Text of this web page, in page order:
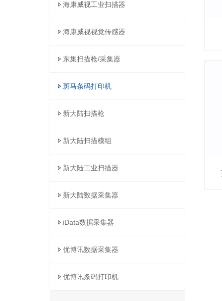
海康威视工业扫描器
海康威视视觉传感器
东集扫描枪/采集器
斑马条码打印机
新大陆扫描枪
新大陆扫描模组
新大陆工业扫描器
新大陆数据采集器
iData数据采集器
优博讯数据采集器
优博讯条码打印机